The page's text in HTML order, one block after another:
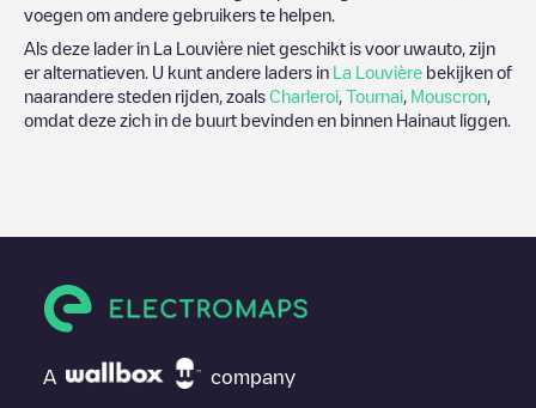
voegen om andere gebruikers te helpen.
Als deze lader in La Louvière niet geschikt is voor uwauto, zijn
er alternatieven. U kunt andere laders in La Louvière bekijken of
naarandere steden rijden, zoals Charleroi Tournai Mouscron
omdat deze zich in de buurt bevinden en binnen Hainaut liggen.
A company